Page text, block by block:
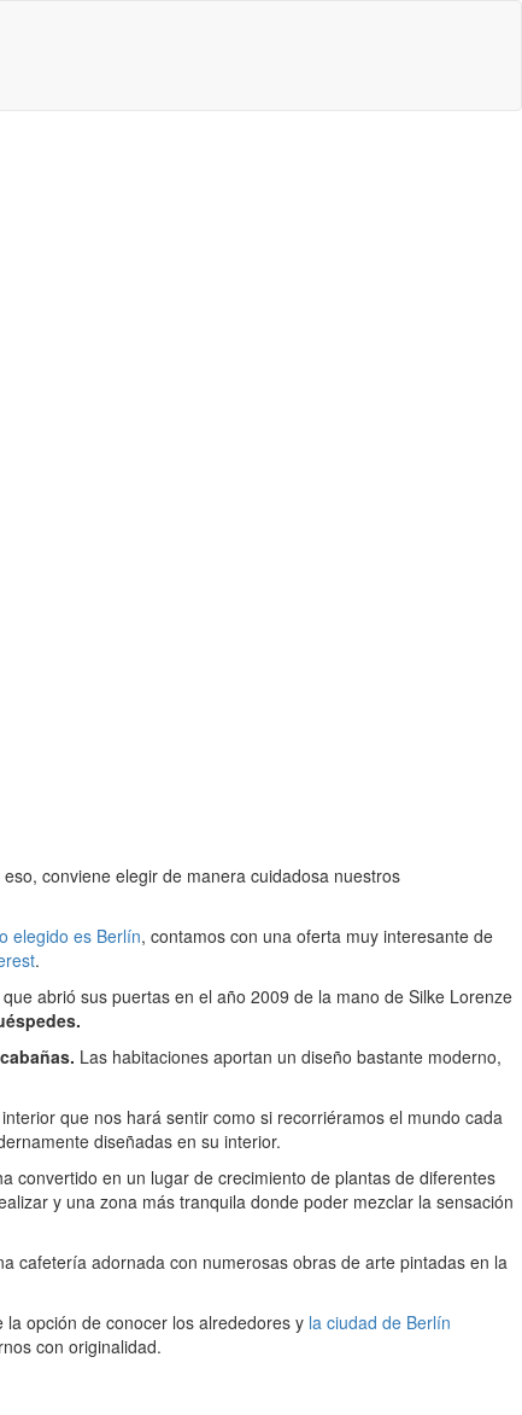
conviene elegir de manera cuidadosa nuestros
elegido es Berlín, contamos con una oferta muy interesante de
.
abrió sus puertas en el año 2009 de la mano de Silke Lorenze
Las habitaciones aportan un diseño bastante moderno,
que nos hará sentir como si recorriéramos el mundo cada
diseñadas en su interior.
convertido en un lugar de crecimiento de plantas de diferentes
y una zona más tranquila donde poder mezclar la sensación
cafetería adornada con numerosas obras de arte pintadas en la
opción de conocer los alrededores y la ciudad de Berlín
con originalidad.